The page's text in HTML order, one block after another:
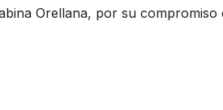
Orellana, por su